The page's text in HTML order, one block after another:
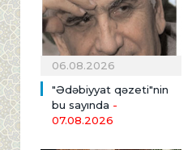
06.08.2026
"Ədəbiyyat qəzeti"nin
bu sayında -
07.08.2026